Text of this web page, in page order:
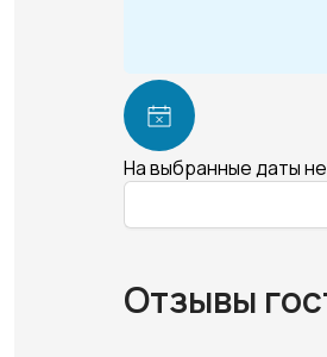
На выбранные даты
Отзывы